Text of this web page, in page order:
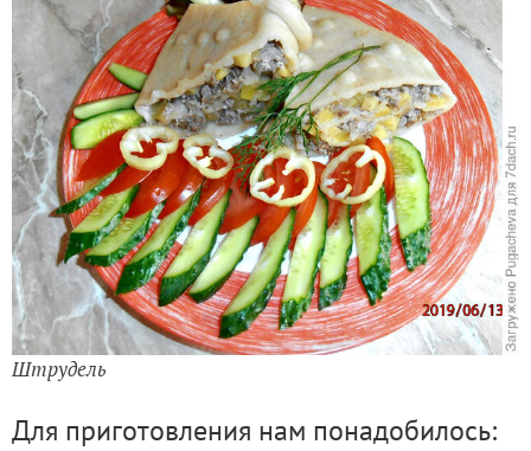
Штрудель
Для приготовления нам понадобилось: